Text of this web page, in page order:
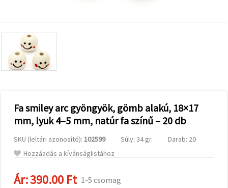
a
valamint
relevánsabb
tartalmat
és
hirdetéseket
analitikai és
marketingpartnereink
segítségével
Az "Összes
elfogadása"
gombra
elfogadhatja
az összes
Fa smiley arc gyöngyök, gömb alakú, 18×17
mm, lyuk 4–5 mm, natúr fa színű – 20 db
SKU (leltári azonosító): 102599 Súly: 34 gr.
Darab: 20
Hozzáadás a kívánságlistához
Ár:390.00 Ft 1-5 csomag